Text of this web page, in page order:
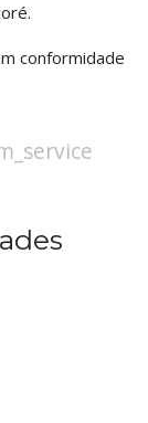
conformidade